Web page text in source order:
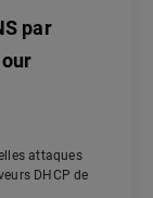
par
attaques
DHCP de